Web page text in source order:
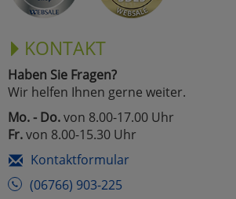
KONTAKT
Haben Sie Fragen?
Wir helfen Ihnen gerne weiter.
Mo. - Do.von 8.00-17.00 Uhr
Fr.von 8.00-15.30 Uhr
Kontaktformular
(06766) 903-225